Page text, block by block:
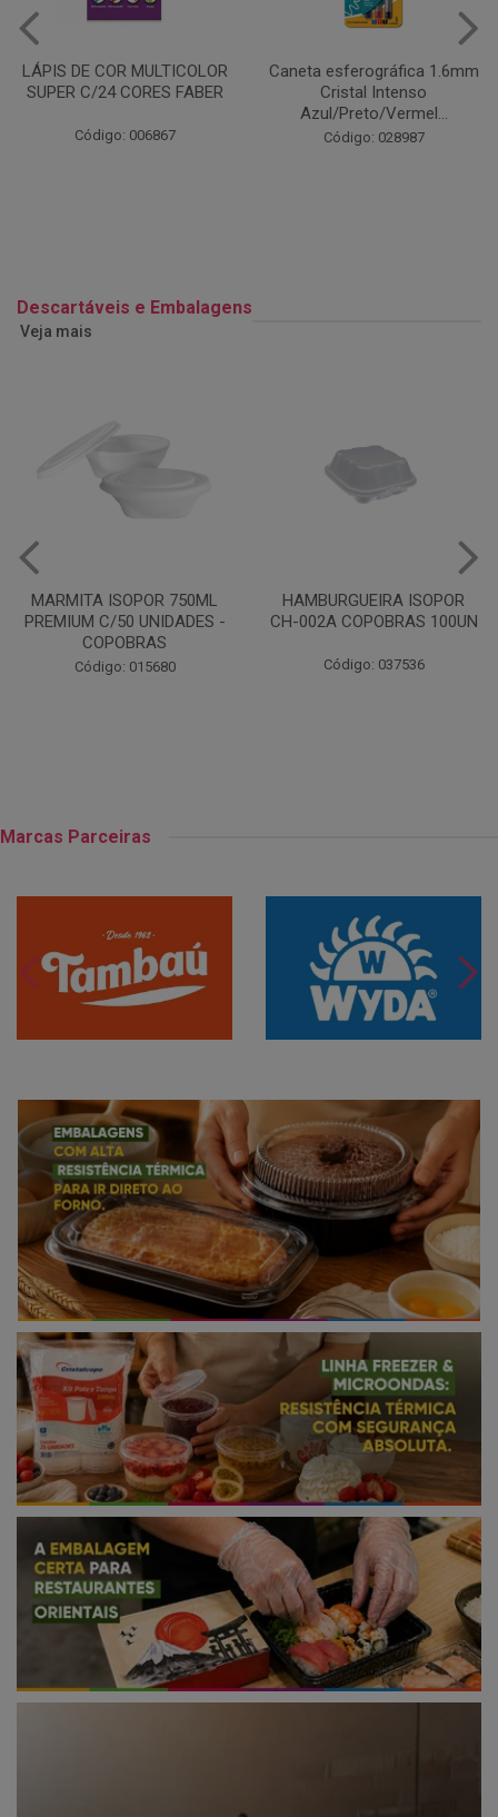
Caneta esferográfica 1.6mm
Cristal Intenso
Código: 028987
COLA EM BASTÃO 40G - LEO
& LEO
Código: 028164
Descartáveis e Embalagens
Veja mais
HAMBURGUEIRA ISOPOR
CH-002A COPOBRAS 100UN
Código: 037536
CAIXA PARDA PIZZA N30
OITAVADA BALUARTE C/10
Código: 001124
Marcas Parceiras